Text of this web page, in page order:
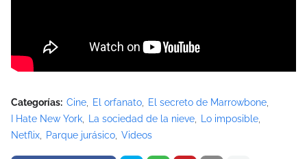
Categorías: Cine El orfanato
El secreto de Marrowbone
I Hate New York
La sociedad de la nieve
Lo imposible
Netflix
Parque jurásico Videos